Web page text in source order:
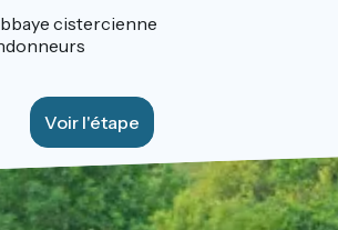
cistercienne
Voir l'étape